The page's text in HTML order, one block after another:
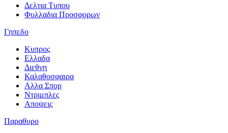
Δελτια Τυπου
Φυλλαδια Προσφορων
Γηπεδο
Κυπρος
Ελλαδα
Διεθνη
Καλαθοσφαιρα
Αλλα Σπορ
Ντριμπλες
Αποψεις
Παραθυρο